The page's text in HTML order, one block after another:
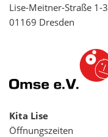
Lise-Meitner-Straße 1-3
01169 Dresden
Kita Lise
Öffnungszeiten